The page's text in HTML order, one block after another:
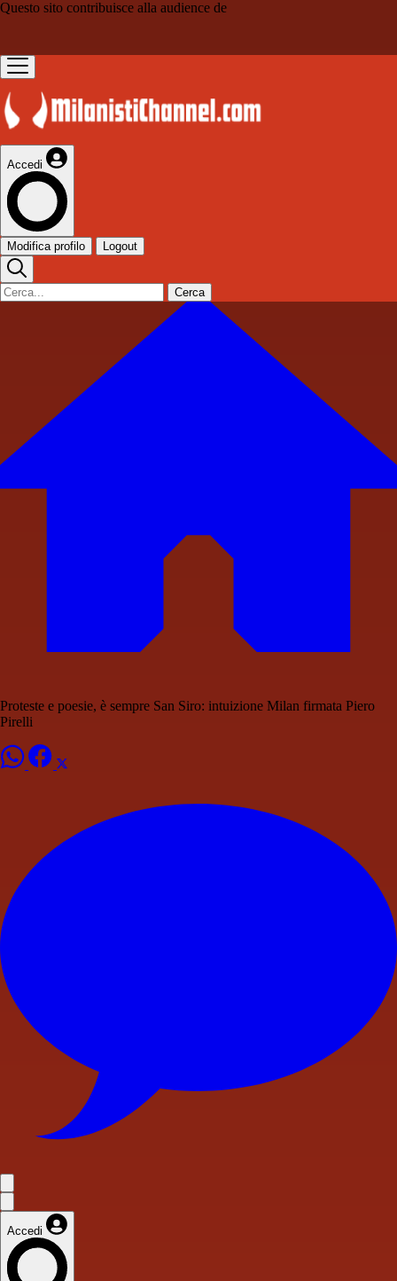
Questo sito contribuisce alla audience de
Accedi
Modifica profilo Logout
Cerca
Proteste e poesie, è sempre San Siro: intuizione Milan firmata Piero
Pirelli
Accedi